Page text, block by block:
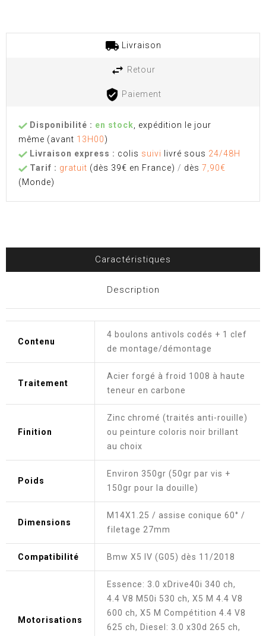
Livraison
Retour
Paiement
Disponibilité : en stock, expédition le jour
même (avant 13H00)
Livraison express : colis suivi livré sous 24/48H
Tarif : gratuit (dès 39€ en France) / dès 7,90€
(Monde)
Caractéristiques
Description
Contenu
4 boulons antivols codés + 1 clef
de montage/démontage
Traitement
Acier forgé à froid 1008 à haute
teneur en carbone
Finition
Zinc chromé (traités anti-rouille)
ou peinture coloris noir brillant
au choix
Poids
Environ 350gr (50gr par vis +
150gr pour la douille)
Dimensions
M14X1.25 / assise conique 60° /
filetage 27mm
Compatibilité Bmw X5 IV (G05) dès 11/2018
Motorisations
Essence: 3.0 xDrive40i 340 ch,
4.4 V8 M50i 530 ch, X5 M 4.4 V8
600 ch, X5 M Compétition 4.4 V8
625 ch, Diesel: 3.0 x30d 265 ch,